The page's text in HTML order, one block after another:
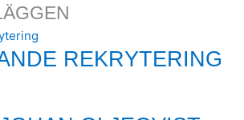
REKRYTERING